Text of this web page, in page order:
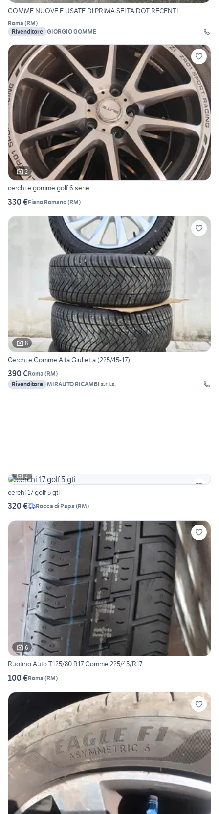
GOMME NUOVE E USATE DI PRIMA SELTA DOT RECENTI
Roma (RM)
Rivenditore GIORGIO GOMME
2
cerchi e gomme golf 6 serie
330 €Fiano Romano(RM)
8
Cerchi e Gomme Alfa Giulietta (225/45-17)
390 €Roma (RM)
Rivenditore MIRAUTO RICAMBI s.r.l.s.
2
cerchi 17 golf 5 gti
320 € Rocca di Papa (RM)
6
Ruotino Auto T125/80 R17 Gomme 225/45/R17
100 €Roma (RM)